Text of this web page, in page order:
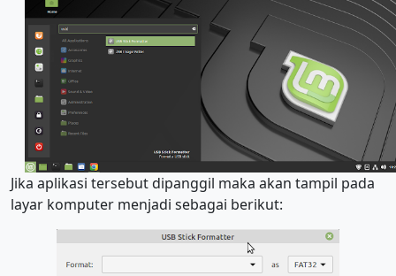
Jika aplikasi tersebut dipanggil maka akan tampil pada
layar komputer menjadi sebagai berikut: